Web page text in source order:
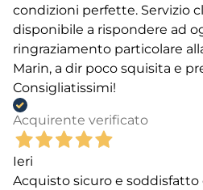
condizioni perfette. Servizio
disponibile a rispondere ad
ringraziamento particolare
Marin, a dir poco squisita e
Consigliatissimi!
Acquirente verificato
Ieri
Acquisto sicuro e soddisfatto